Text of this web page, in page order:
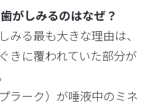
がしみるのはなぜ？
みる最も大きな理由は、
きに覆われていた部分が
ラーク）が唾液中のミネ